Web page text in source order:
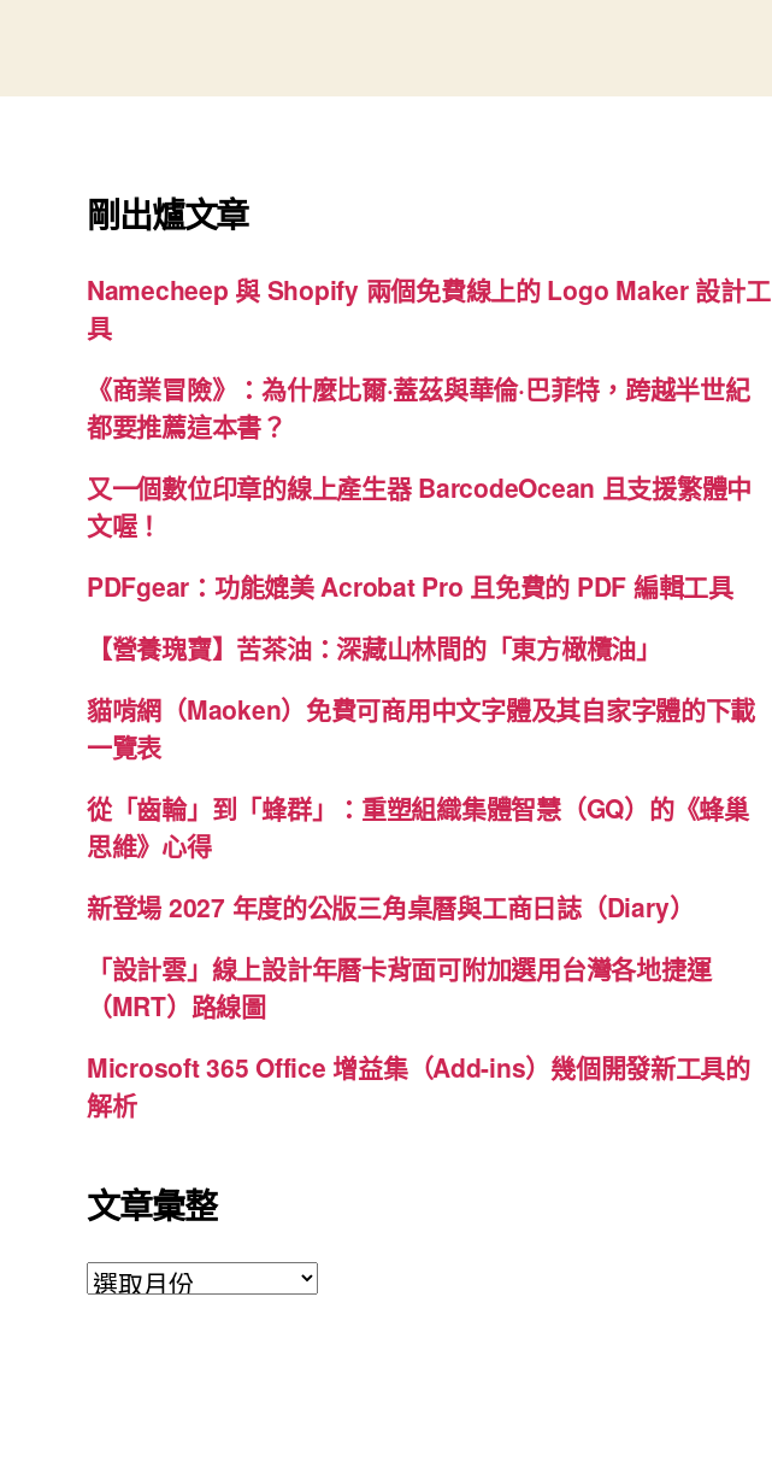
剛出爐文章
Namecheep 與 Shopify 兩個免費線上的 Logo Maker 設計工
具
《商業冒險》：為什麼比爾·蓋茲與華倫·巴菲特，跨越半世紀
都要推薦這本書？
又一個數位印章的線上產生器 BarcodeOcean 且支援繁體中
文喔！
PDFgear：功能媲美 Acrobat Pro 且免費的 PDF 編輯工具
【營養瑰寶】苦茶油：深藏山林間的「東方橄欖油」
貓啃網（Maoken）免費可商用中文字體及其自家字體的下載
一覽表
從「齒輪」到「蜂群」：重塑組織集體智慧（GQ）的《蜂巢
思維》心得
新登場 2027 年度的公版三角桌曆與工商日誌（Diary）
「設計雲」線上設計年曆卡背面可附加選用台灣各地捷運
（MRT）路線圖
Microsoft 365 Office 增益集（Add-ins）幾個開發新工具的
解析
文章彙整
文